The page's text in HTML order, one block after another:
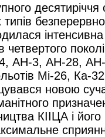
типів
інтенсивна
четвертого
АН-3, АН-28,
Мі-26, Ка-
новою
КІІЦА і